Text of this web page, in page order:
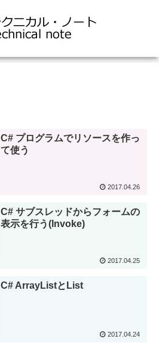
C# プログラムでリソースを作っ
て使う
2017.04.26
C# サブスレッドからフォームの
表示を行う(Invoke)
2017.04.25
C# ArrayListとList
2017.04.24